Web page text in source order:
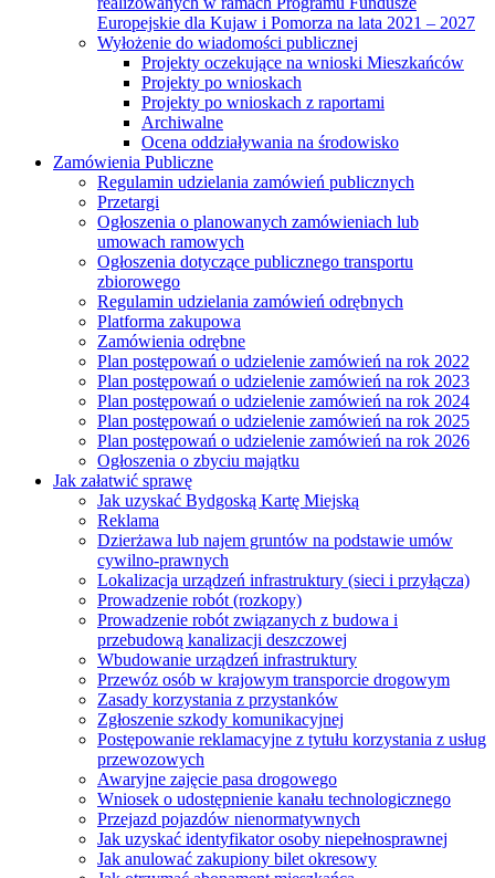
Europejskie dla Kujaw i Pomorza na lata 2021 – 2027
Wyłożenie do wiadomości publicznej
Projekty oczekujące na wnioski Mieszkańców
Projekty po wnioskach
Projekty po wnioskach z raportami
Archiwalne
Ocena oddziaływania na środowisko
Zamówienia Publiczne
Regulamin udzielania zamówień publicznych
Przetargi
Ogłoszenia o planowanych zamówieniach lub
umowach ramowych
Ogłoszenia dotyczące publicznego transportu
zbiorowego
Regulamin udzielania zamówień odrębnych
Platforma zakupowa
Zamówienia odrębne
Plan postępowań o udzielenie zamówień na rok 2022
Plan postępowań o udzielenie zamówień na rok 2023
Plan postępowań o udzielenie zamówień na rok 2024
Plan postępowań o udzielenie zamówień na rok 2025
Plan postępowań o udzielenie zamówień na rok 2026
Ogłoszenia o zbyciu majątku
Jak załatwić sprawę
Jak uzyskać Bydgoską Kartę Miejską
Reklama
Dzierżawa lub najem gruntów na podstawie umów
cywilno-prawnych
Lokalizacja urządzeń infrastruktury (sieci i przyłącza)
Prowadzenie robót (rozkopy)
Prowadzenie robót związanych z budowa i
przebudową kanalizacji deszczowej
Wbudowanie urządzeń infrastruktury
Przewóz osób w krajowym transporcie drogowym
Zasady korzystania z przystanków
Zgłoszenie szkody komunikacyjnej
Postępowanie reklamacyjne z tytułu korzystania z usług
przewozowych
Awaryjne zajęcie pasa drogowego
Wniosek o udostępnienie kanału technologicznego
Przejazd pojazdów nienormatywnych
Jak uzyskać identyfikator osoby niepełnosprawnej
Jak anulować zakupiony bilet okresowy